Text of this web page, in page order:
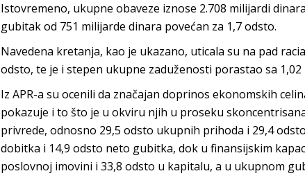
Istovremeno, ukupne obaveze iznose 2.708 milijardi
gubitak od 751 milijarde dinara povećan za 1,7 odsto.
Navedena kretanja, kao je ukazano, uticala su na pad
odsto, te je i stepen ukupne zaduženosti porastao sa 1,02
Iz APR-a su ocenili da značajan doprinos ekonomskih
pokazuje i to što je u okviru njih u proseku
privrede, odnosno 29,5 odsto ukupnih prihoda i 29,4
dobitka i 14,9 odsto neto gubitka, dok u finansijskim
poslovnoj imovini i 33,8 odsto u kapitalu, a u ukupnom